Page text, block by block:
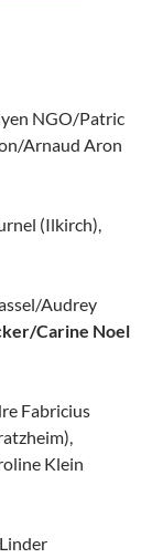
NGO/Patric
Arnaud Aron
(Ilkirch),
Audrey
Carine Noel
Fabricius
Klein